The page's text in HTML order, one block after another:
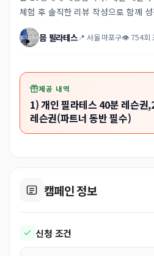
체험 후 솔직한 리뷰 작성으로 함께
믐 필라테스📍 서울 마포구👁 754회
제공 내역
1) 개인 필라테스 40분 레슨권
레슨권(파트너 동반 필수)
캠페인 정보
신청 조건